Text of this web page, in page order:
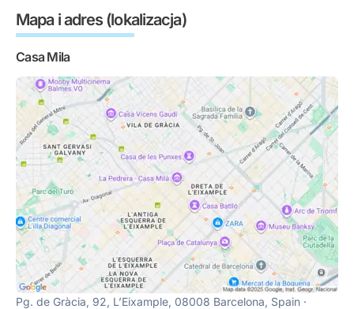
Mapa i adres (lokalizacja)
Casa Mila
Pg. de Gràcia, 92, L’Eixample, 08008 Barcelona, Spain ·